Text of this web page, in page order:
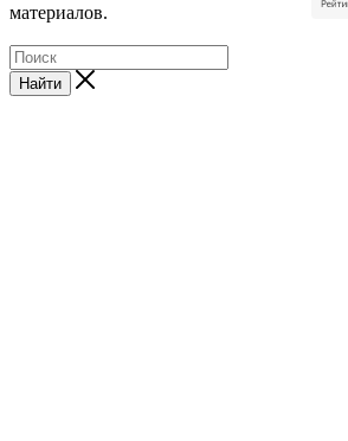
материалов.
Найти